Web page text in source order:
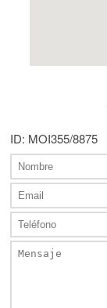
ID: MOI355/8875